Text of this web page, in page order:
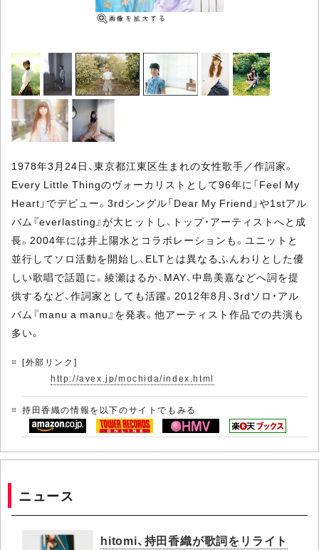
1978年3月24日、東京都江東区生まれの女性歌手／作詞家。
Every Little Thingのヴォーカリストとして96年に「Feel My
Heart」でデビュー。3rdシングル「Dear My Friend」や1stアル
バム『everlasting』が大ヒットし、トップ・アーティストへと成
長。2004年には井上陽水とコラボレーションも。ユニットと
並行してソロ活動を開始し、ELTとは異なるふんわりとした優
しい歌唱で話題に。綾瀬はるか、MAY、中島美嘉などへ詞を提
供するなど、作詞家としても活躍。2012年8月、3rdソロ・アル
バム『manu a manu』を発表。他アーティスト作品での共演も
多い。
[外部リンク]
http://avex.jp/mochida/index.html
持田香織の情報を以下のサイトでもみる
ニュース
hitomi、持田香織が歌詞をリライト